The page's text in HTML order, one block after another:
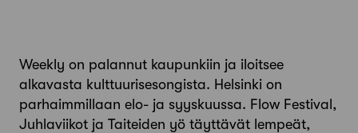
Weekly on palannut kaupunkiin ja iloitsee
alkavasta kulttuurisesongista. Helsinki on
parhaimmillaan elo- ja syyskuussa. Flow Festival,
Juhlaviikot ja Taiteiden yö täyttävät lempeät,